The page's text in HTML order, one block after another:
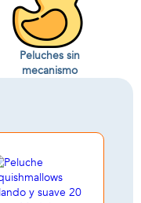
Peluches sin
mecanismo